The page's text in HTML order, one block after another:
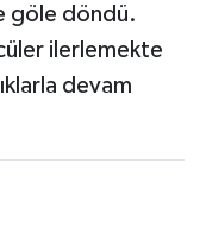
göle döndü.
ilerlemekte
devam